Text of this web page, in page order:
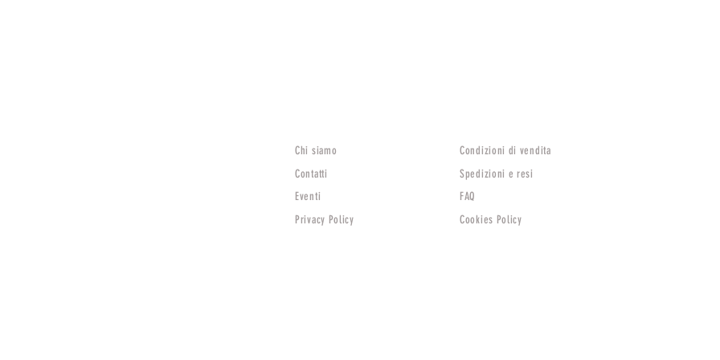
Chi siamo
Contatti
Eventi
Privacy Policy
Condizioni di vendita
Spedizioni e resi
FAQ
Cookies Policy